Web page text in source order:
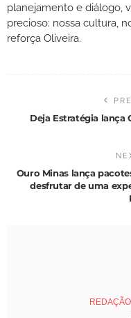
planejamento e diálogo,
precioso: nossa cultura,
reforça Oliveira.
Deja Estratégia lança
Ouro Minas lança
desfrutar de uma